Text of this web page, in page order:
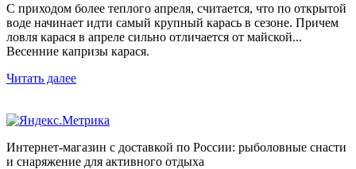
С приходом более теплого апреля, считается, что по открытой
воде начинает идти самый крупный карась в сезоне. Причем
ловля карася в апреле сильно отличается от майской...
Весенние капризы карася.
Читать далее
Интернет-магазин с доставкой по России: рыболовные снасти
и снаряжение для активного отдыха